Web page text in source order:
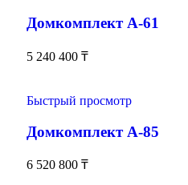
Домкомплект А-61
5 240 400 ₸
Быстрый просмотр
Домкомплект А-85
6 520 800 ₸